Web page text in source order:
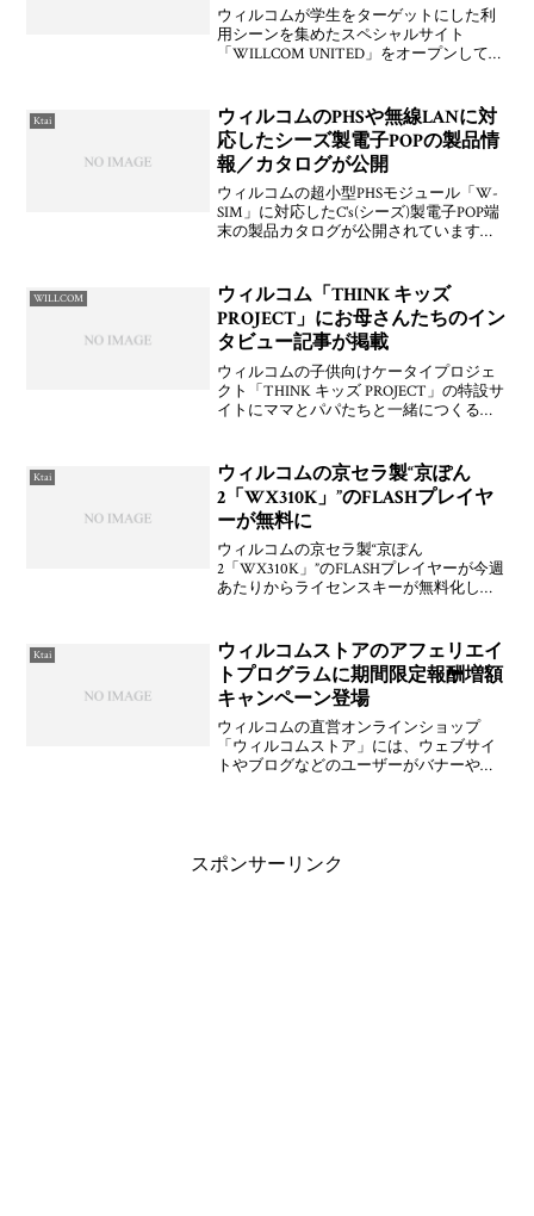
ンペーンも11/18(火)から開始
ウィルコムが学生をターゲットにした利
用シーンを集めたスペシャルサイト
「WILLCOM UNITED」をオープンしてい
ら他社携帯電話・一般加入電話と電話し
た回数に応じてパ
Ktai
ウィルコムのPHSや無線LANに対
応したシーズ製電子POPの製品情
報／カタログが公開
ウィルコムの超小型PHSモジュール「W-
SIM」に対応したC's(シーズ)製電子POP端
末の製品カタログが公開されています。
あった次世代電子POPってやつですか
ね？P
WILLCOM
ウィルコム「THINK キッズ
PROJECT」にお母さんたちのイン
タビュー記事が掲載
ウィルコムの子供向けケータイプロジェ
クト「THINK キッズ PROJECT」の特設サ
イトにママとパパたちと一緒につくる幸
いるフリーペーパー「チルドリン」に掲
載され
Ktai
ウィルコムの京セラ製“京ぽん
2「WX310K」”のFLASHプレイヤ
ーが無料に
ウィルコムの京セラ製“京ぽん
2「WX310K」”のFLASHプレイヤーが今週
あたりからライセンスキーが無料化して
を取得して導入できますよ。というか，
このFLASHプレ
Ktai
ウィルコムストアのアフェリエイ
トプログラムに期間限定報酬増額
キャンペーン登場
ウィルコムの直営オンラインショップ
「ウィルコムストア」には、ウェブサイ
トやブログなどのユーザーがバナーやテ
スポンサーリンク